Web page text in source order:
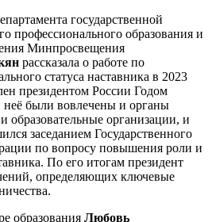
государственной
профессионального образования и
Минпросвещения
рассказала о работе по
статуса наставника в 2023
президентом России Годом
неё были вовлечены и органы
образовательные организации, и
заседанием Государственного
по вопросу повышения роли и
По его итогам президент
определяющих ключевые
образования Любовь